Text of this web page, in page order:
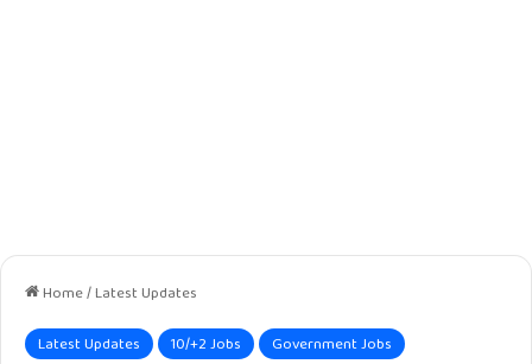
Home/Latest Updates
Latest Updates 10/+2 Jobs
Government Jobs